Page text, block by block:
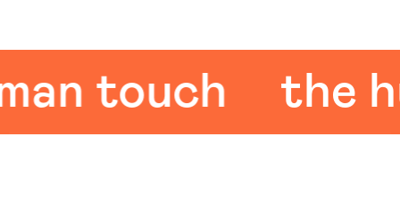
touch the